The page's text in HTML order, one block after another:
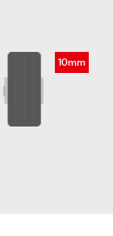
10mm